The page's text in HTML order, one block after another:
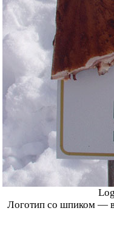
Логотип со шпиком —